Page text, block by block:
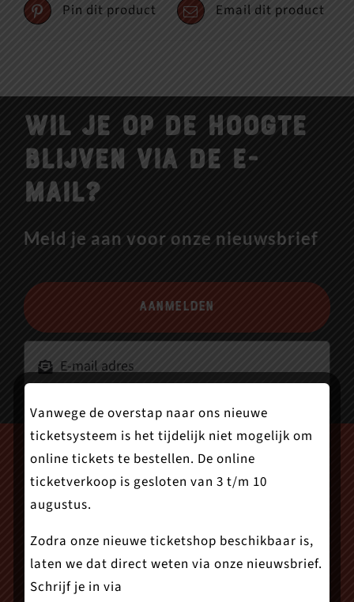
Pin dit product Email dit product
Wil je op de hoogte
blijven via de e-
mail?
Meld je aan voor onze nieuwsbrief
Aanmelden
Vanwege de overstap naar ons nieuwe
ticketsysteem is het tijdelijk niet mogelijk om
online tickets te bestellen. De online
ticketverkoop is gesloten van 3 t/m 10
augustus.
Zodra onze nieuwe ticketshop beschikbaar is,
laten we dat direct weten via onze nieuwsbrief.
Schrijf je in via